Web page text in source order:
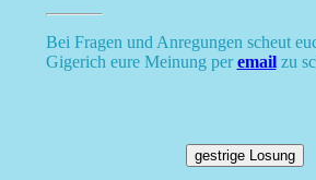
Bei Fragen und Anregungen scheut
Gigerich eure Meinung peremailzu
gestrige Losung